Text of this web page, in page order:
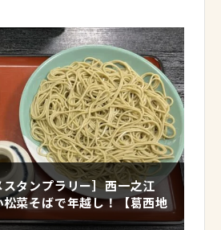
スタンプラリー］西一之江
菜そばで年越し！【葛西地